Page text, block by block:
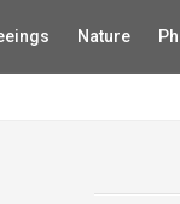
Nature